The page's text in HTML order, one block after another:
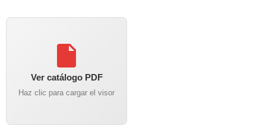
Ver catálogo PDF
Haz clic para cargar el visor